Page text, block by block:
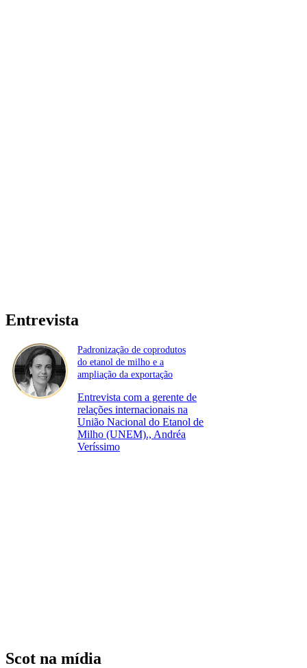
Entrevista
Padronização de coprodutos
do etanol de milho e a
ampliação da exportação
Entrevista com a gerente de
relações internacionais na
União Nacional do Etanol de
Milho (UNEM)., Andréa
Veríssimo
Scot na mídia